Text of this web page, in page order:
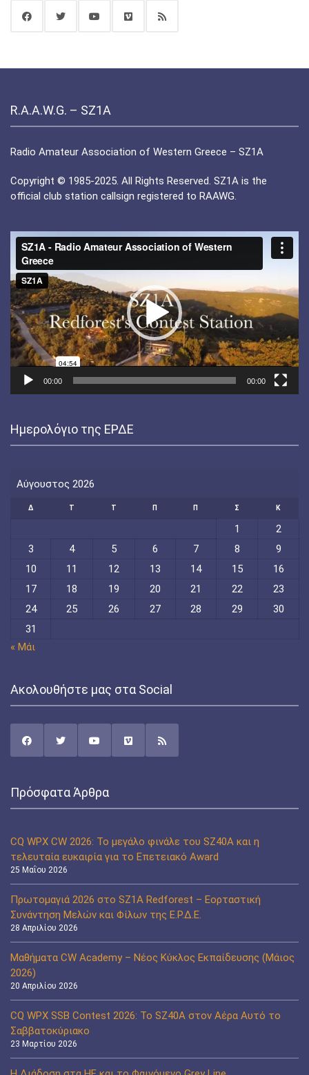
R.A.A.W.G. – SZ1A
Radio Amateur Association of Western Greece – SZ1A
Copyright © 1985-2025. All Rights Reserved. SZ1A is the
official club station callsign registered to RAAWG.
Πρόγραμμα
Αναπαραγωγής
Βίντεο
00:00 00:00
Ημερολόγιο της ΕΡΔΕ
Αύγουστος 2026
Δ Τ Τ Π Π Σ Κ
1
2
3
4 5 6 7 8
9
10
11 12 13 14 15
16
17
18 19 20 21 22
23
24
25 26 27 28 29
30
31
« Μάι
Ακολουθήστε μας στα Social
Πρόσφατα Άρθρα
CQ WPX CW 2026: Το μεγάλο φινάλε του SZ40A και η
τελευταία ευκαιρία για το Επετειακό Award
25 Μαΐου 2026
Πρωτομαγιά 2026 στο SZ1A Redforest – Εορταστική
Συνάντηση Μελών και Φίλων της Ε.Ρ.Δ.Ε.
28 Απριλίου 2026
Μαθήματα CW Academy – Νέος Κύκλος Εκπαίδευσης (Μάιος
2026)
20 Απριλίου 2026
CQ WPX SSB Contest 2026: Το SZ40A στον Αέρα Αυτό το
Σαββατοκύριακο
23 Μαρτίου 2026